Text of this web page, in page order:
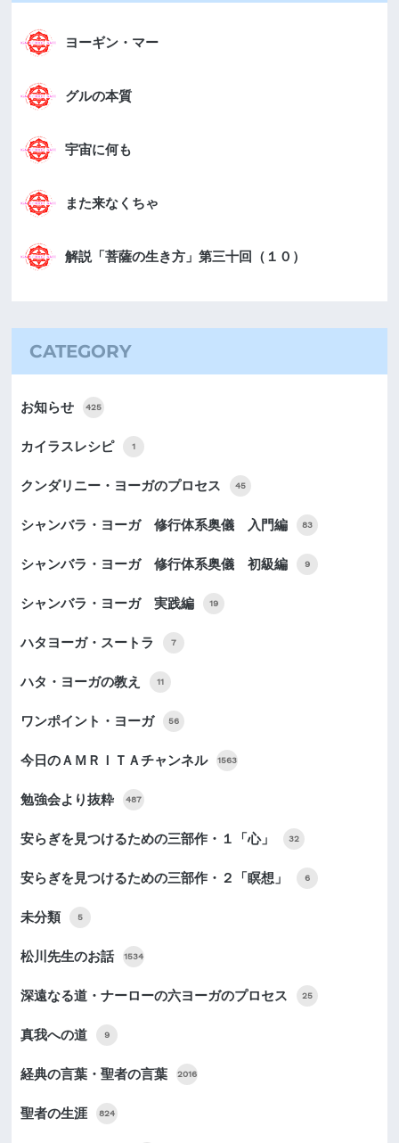
ヨーギン・マー
グルの本質
宇宙に何も
また来なくちゃ
解説「菩薩の生き方」第三十回（１０）
CATEGORY
お知らせ 425
カイラスレシピ 1
クンダリニー・ヨーガのプロセス 45
シャンバラ・ヨーガ 修行体系奥儀 入門編 83
シャンバラ・ヨーガ 修行体系奥儀 初級編 9
シャンバラ・ヨーガ 実践編 19
ハタヨーガ・スートラ 7
ハタ・ヨーガの教え 11
ワンポイント・ヨーガ 56
今日のＡＭＲＩＴＡチャンネル 1563
勉強会より抜粋 487
安らぎを見つけるための三部作・１「心」 32
安らぎを見つけるための三部作・２「瞑想」 6
未分類 5
松川先生のお話 1534
深遠なる道・ナーローの六ヨーガのプロセス 25
真我への道 9
経典の言葉・聖者の言葉 2016
聖者の生涯 824